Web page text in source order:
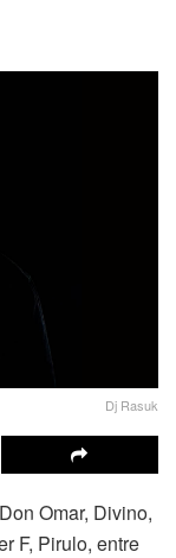
Dj Rasuk
Omar, Divino,
F, Pirulo, entre